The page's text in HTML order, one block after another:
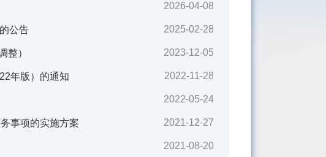
2026-04-08
公告 2025-02-28
整） 2023-12-05
年版）的通知 2022-11-28
2022-05-24
事项的实施方案 2021-12-27
2021-08-20